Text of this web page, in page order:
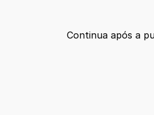
Continua após a